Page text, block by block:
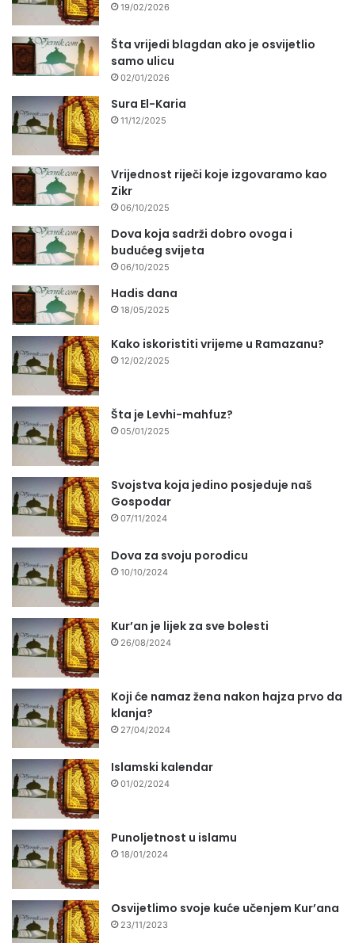
19/02/2026
Šta vrijedi blagdan ako je osvijetlio
samo ulicu
02/01/2026
Sura El-Karia
11/12/2025
Vrijednost riječi koje izgovaramo kao
Zikr
06/10/2025
Dova koja sadrži dobro ovoga i
budućeg svijeta
06/10/2025
Hadis dana
18/05/2025
Kako iskoristiti vrijeme u Ramazanu?
12/02/2025
Šta je Levhi-mahfuz?
05/01/2025
Svojstva koja jedino posjeduje naš
Gospodar
07/11/2024
Dova za svoju porodicu
10/10/2024
Kur’an je lijek za sve bolesti
26/08/2024
Koji će namaz žena nakon hajza prvo da
klanja?
27/04/2024
Islamski kalendar
01/02/2024
Punoljetnost u islamu
18/01/2024
Osvijetlimo svoje kuće učenjem Kur’ana
23/11/2023